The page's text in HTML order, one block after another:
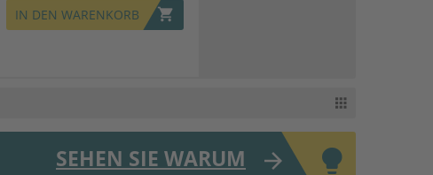
IN DEN WARENKORB shopping_cart
SEHEN SIE WARUM arrow_forward